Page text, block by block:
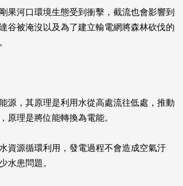
果河口環境生態受到衝擊，截流也會影響到
谷被淹沒以及為了建立輸電網將森林砍伐的
源，其原理是利用水從高處流往低處，推動
原理是將位能轉換為電能。
資源循環利用，發電過程不會造成空氣汙
水患問題。